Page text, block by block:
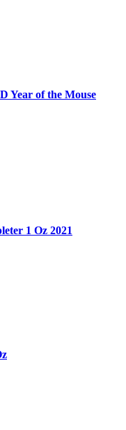
Year of the Mouse
1 Oz 2021